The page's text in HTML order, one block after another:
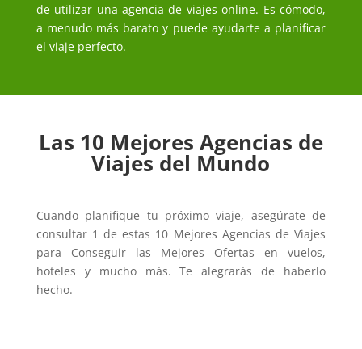
de utilizar una agencia de viajes online. Es cómodo,
a menudo más barato y puede ayudarte a planificar
el viaje perfecto.
Las 10 Mejores Agencias de
Viajes del Mundo
Cuando planifique tu próximo viaje, asegúrate de
consultar 1 de estas 10 Mejores Agencias de Viajes
para Conseguir las Mejores Ofertas en vuelos,
hoteles y mucho más. Te alegrarás de haberlo
hecho.